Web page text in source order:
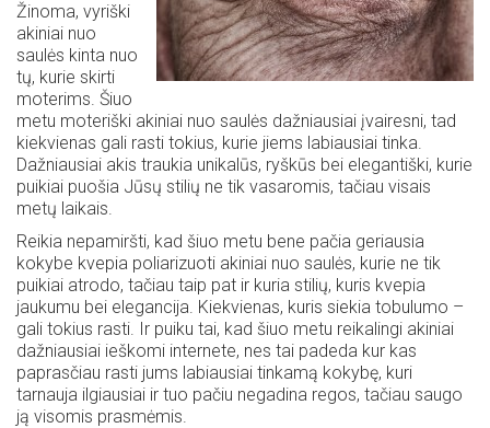
Žinoma, vyriški
akiniai nuo
saulės kinta nuo
tų, kurie skirti
moterims. Šiuo
metu moteriški akiniai nuo saulės dažniausiai įvairesni, tad
kiekvienas gali rasti tokius, kurie jiems labiausiai tinka.
Dažniausiai akis traukia unikalūs, ryškūs bei elegantiški, kurie
puikiai puošia Jūsų stilių ne tik vasaromis, tačiau visais
metų laikais.
Reikia nepamiršti, kad šiuo metu bene pačia geriausia
kokybe kvepia poliarizuoti akiniai nuo saulės, kurie ne tik
puikiai atrodo, tačiau taip pat ir kuria stilių, kuris kvepia
jaukumu bei elegancija. Kiekvienas, kuris siekia tobulumo –
gali tokius rasti. Ir puiku tai, kad šiuo metu reikalingi akiniai
dažniausiai ieškomi internete, nes tai padeda kur kas
paprasčiau rasti jums labiausiai tinkamą kokybę, kuri
tarnauja ilgiausiai ir tuo pačiu negadina regos, tačiau saugo
ją visomis prasmėmis.